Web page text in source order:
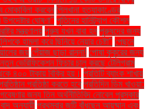
মোকাবিলা করবেন পিলখানা হত্যাকাণ্ডের
ঘোষণা" পুতিনের হানিট্র্যাপ কৌশল
মন্ত্রণালয় পুরুষ যখন বাবা হন পুরুষদের জন্য
হামলা করে ছিনিয়ে নেয়ার চেষ্টা" পেছনে
জয় পেঁয়াজ ছাড়া রান্না! পোষা কুকুরের জন্য
ভেরিফিকেশন ফিচার চালু করছে টেলিগ্রাম
৪০০ টাকায় বিক্রি হয়। প্রতিটি ব্যাংক শাখায়
প্রতিষ্ঠা করতে হবে প্রতিদিন ডিম খাওয়া:
গবেষণার জন্য তিন অর্থনীতিবিদ নোবেল পুরস্কার
অনুযায়ী প্রথমবার জুটি বাঁধছেন আয়ুষ্মান এবং